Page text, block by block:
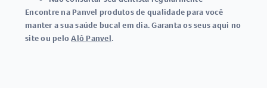
Encontre na Panvel produtos de qualidade para você
manter a sua saúde bucal em dia. Garanta os seus aqui no
site ou peloAlô Panvel.